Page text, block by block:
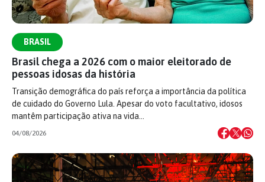
BRASIL
Brasil chega a 2026 com o maior eleitorado de
pessoas idosas da história
Transição demográfica do país reforça a importância da política
de cuidado do Governo Lula. Apesar do voto facultativo, idosos
mantêm participação ativa na vida…
04/08/2026